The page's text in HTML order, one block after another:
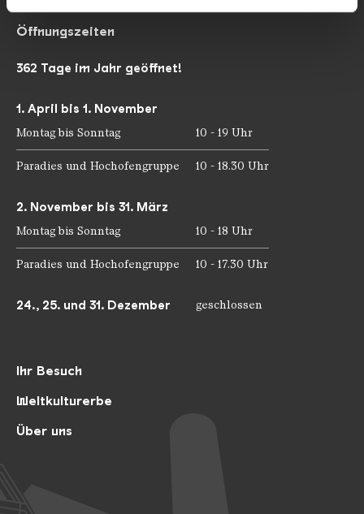
weiteren Daten zusammen, die Sie ihnen bereitgestellt
haben oder die sie im Rahmen Ihrer Nutzung der Dienste
gesammelt haben.
Ihr Besuch
Weltkulturerbe
Über uns
Öffnungszeiten
362 Tage im Jahr geöffnet!
1. April bis 1. November
Montag bis Sonntag 10 - 19 Uhr
Paradies und Hochofengruppe 10 - 18.30 Uhr
2. November bis 31. März
Montag bis Sonntag 10 - 18 Uhr
Paradies und Hochofengruppe 10 - 17.30 Uhr
24., 25. und 31. Dezember geschlossen